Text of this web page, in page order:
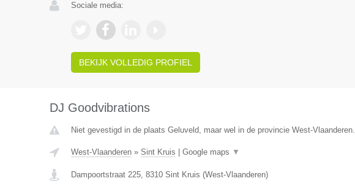
Sociale media:
BEKIJK VOLLEDIG PROFIEL
DJ Goodvibrations
Niet gevestigd in de plaats Geluveld, maar wel in de provincie West-Vlaanderen.
West-Vlaanderen» Sint Kruis Google maps ▼
Dampoortstraat 225, 8310 Sint Kruis (West-Vlaanderen)